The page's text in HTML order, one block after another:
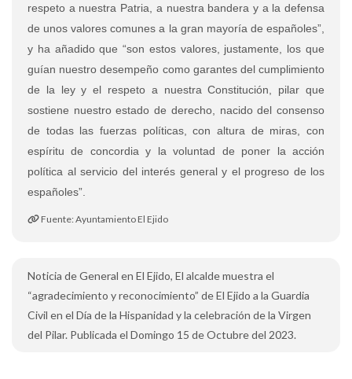
respeto a nuestra Patria, a nuestra bandera y a la defensa
de unos valores comunes a la gran mayoría de españoles”,
y ha añadido que “son estos valores, justamente, los que
guían nuestro desempeño como garantes del cumplimiento
de la ley y el respeto a nuestra Constitución , pilar que
sostiene nuestro estado de derecho, nacido del consenso
de todas las fuerzas políticas, con altura de miras, con
espíritu de concordia y la voluntad de poner la acción
política al servicio del interés general y el progreso de los
españoles”.
Fuente: Ayuntamiento El Ejido
Noticia de General en El Ejido, El alcalde muestra el
“agradecimiento y reconocimiento” de El Ejido a la Guardia
Civil en el Día de la Hispanidad y la celebración de la Virgen
del Pilar. Publicada el Domingo 15 de Octubre del 2023.